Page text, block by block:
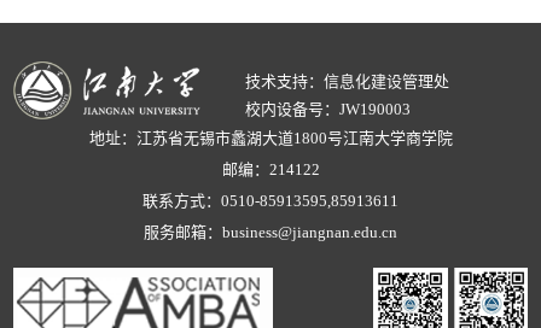
技术支持：信息化建设管理处
校内设备号：JW190003
地址：江苏省无锡市蠡湖大道1800号江南大学商学院
邮编：214122
联系方式：0510-85913595,85913611
服务邮箱：business@jiangnan.edu.cn